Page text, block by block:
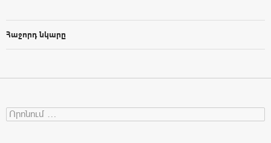
Հաջորդ նկարը
Search for: